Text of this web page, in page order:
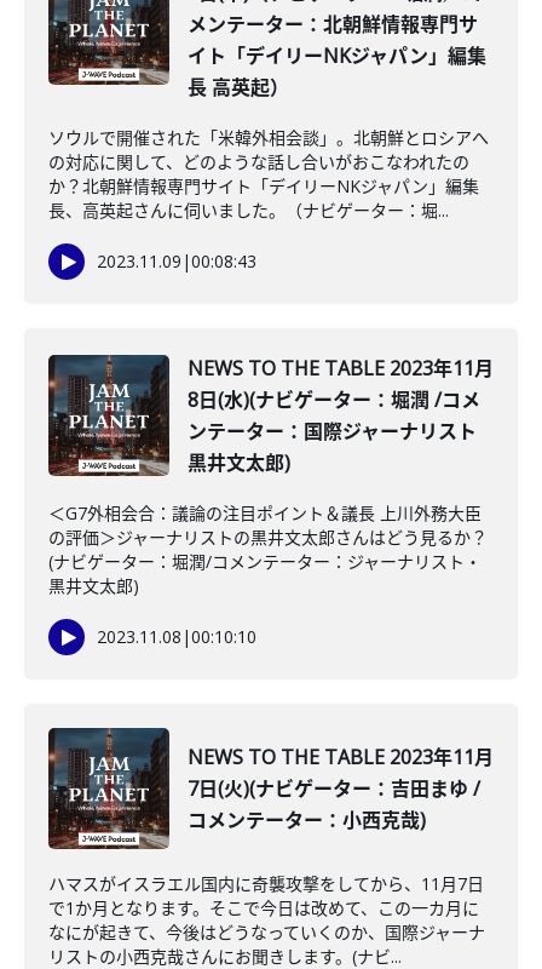
メンテーター：北朝鮮情報専門サ
イト「デイリーNKジャパン」編集
長 高英起）
ソウルで開催された「米韓外相会談」。北朝鮮とロシアへ
の対応に関して、どのような話し合いがおこなわれたの
か？北朝鮮情報専門サイト「デイリーNKジャパン」編集
長、高英起さんに伺いました。（ナビゲーター：堀...
2023.11.09 |00:08:43
NEWS TO THE TABLE 2023年11月
8日(水)(ナビゲーター：堀潤 /コメ
ンテーター：国際ジャーナリスト
黒井文太郎)
＜G7外相会合：議論の注目ポイント＆議長 上川外務大臣
の評価＞ジャーナリストの黒井文太郎さんはどう見るか？
(ナビゲーター：堀潤/コメンテーター：ジャーナリスト・
黒井文太郎)
2023.11.08 |00:10:10
NEWS TO THE TABLE 2023年11月
7日(火)(ナビゲーター：吉田まゆ /
コメンテーター：小西克哉)
ハマスがイスラエル国内に奇襲攻撃をしてから、11月7日
で1か月となります。そこで今日は改めて、この一カ月に
なにが起きて、今後はどうなっていくのか、国際ジャーナ
リストの小西克哉さんにお聞きします。(ナビ...